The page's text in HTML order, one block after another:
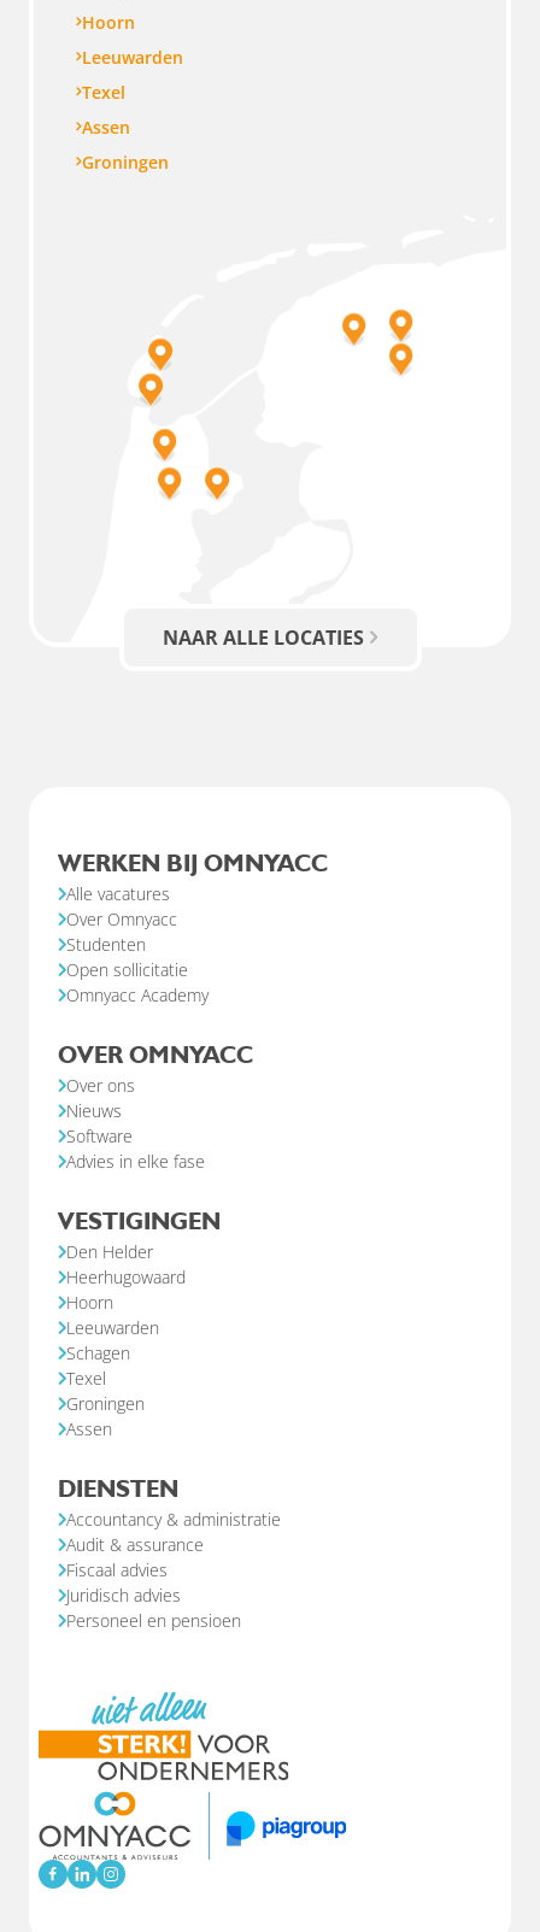
Hoorn
Leeuwarden
Texel
Assen
Groningen
NAAR ALLE LOCATIES
WERKEN BIJ OMNYACC
Alle vacatures
Over Omnyacc
Studenten
Open sollicitatie
Omnyacc Academy
OVER OMNYACC
Over ons
Nieuws
Software
Advies in elke fase
VESTIGINGEN
Den Helder
Heerhugowaard
Hoorn
Leeuwarden
Schagen
Texel
Groningen
Assen
DIENSTEN
Accountancy & administratie
Audit & assurance
Fiscaal advies
Juridisch advies
Personeel en pensioen